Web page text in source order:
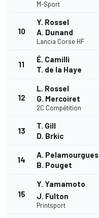
M-Sport
10
Y. Rossel
A. Dunand
Lancia Corse HF
11
É. Camilli
T. de la Haye
12
L. Rossel
G. Mercoiret
2C Compétition
13
T. Gill
D. Brkic
14
A. Pelamourgues
B. Pouget
15
Y. Yamamoto
J. Fulton
Printsport